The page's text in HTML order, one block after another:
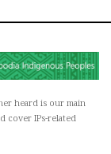
heard is our main
cover IPs-related